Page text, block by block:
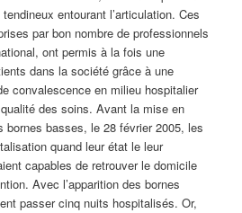
entourant l’articulation. Ces
par bon nombre de professionnels
ont permis à la fois une
dans la société grâce à une
convalescence en milieu hospitalier
des soins. Avant la mise en
bornes basses, le 28 février 2005, les
quand leur état le leur
capables de retrouver le domicile
Avec l’apparition des bornes
passer cinq nuits hospitalisés. Or,